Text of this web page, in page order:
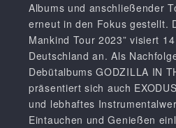
Albums und anschließender
erneut in den Fokus gestellt.
Mankind Tour 2023” visiert
Deutschland an. Als
Debütalbums GODZILLA IN
präsentiert sich auch
und lebhaftes
Eintauchen und Genießen